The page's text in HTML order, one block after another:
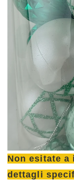
Non esitate
dettagli